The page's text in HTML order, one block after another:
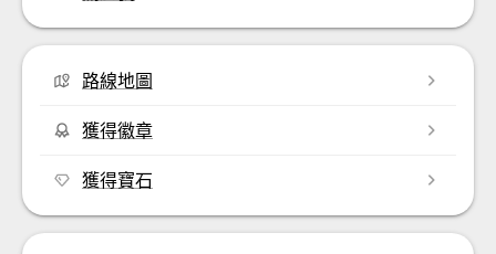
路線地圖
獲得徽章
獲得寶石